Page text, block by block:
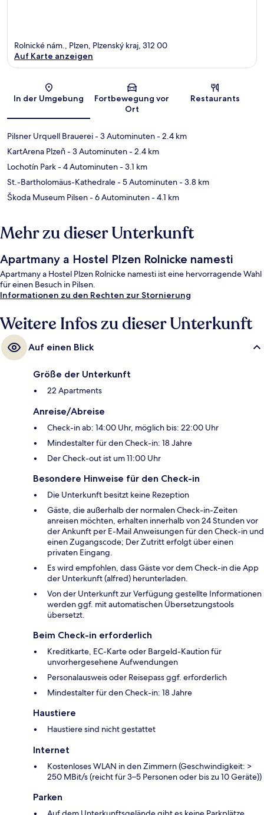
Karte
Rolnické nám., Plzen, Plzenský kraj, 312 00
Auf Karte anzeigen
In der Umgebung
Fortbewegung vor
Ort
Restaurants
Pilsner Urquell Brauerei- 3 Autominuten- 2.4 km
KartArena Plzeň- 3 Autominuten- 2.4 km
Lochotín Park- 4 Autominuten- 3.1 km
St.-Bartholomäus-Kathedrale- 5 Autominuten- 3.8 km
Škoda Museum Pilsen- 6 Autominuten- 4.1 km
Mehr zu dieser Unterkunft
Apartmany a Hostel Plzen Rolnicke namesti
Apartmany a Hostel Plzen Rolnicke namesti ist eine hervorragende Wahl
für einen Besuch in Pilsen.
Informationen zu den Rechten zur Stornierung
Weitere Infos zu dieser Unterkunft
Auf einen Blick
Größe der Unterkunft
22 Apartments
Anreise/Abreise
Check-in ab: 14:00 Uhr, möglich bis: 22:00 Uhr
Mindestalter für den Check-in: 18 Jahre
Der Check-out ist um 11:00 Uhr
Besondere Hinweise für den Check-in
Die Unterkunft besitzt keine Rezeption
Gäste, die außerhalb der normalen Check-in-Zeiten
anreisen möchten, erhalten innerhalb von 24 Stunden vor
der Ankunft per E-Mail Anweisungen für den Check-in und
einen Zugangscode; Der Zutritt erfolgt über einen
privaten Eingang.
Es wird empfohlen, dass Gäste vor dem Check-in die App
der Unterkunft (alfred) herunterladen.
Von der Unterkunft zur Verfügung gestellte Informationen
werden ggf. mit automatischen Übersetzungstools
übersetzt.
Beim Check-in erforderlich
Kreditkarte, EC-Karte oder Bargeld-Kaution für
unvorhergesehene Aufwendungen
Personalausweis oder Reisepass ggf. erforderlich
Mindestalter für den Check-in: 18 Jahre
Haustiere
Haustiere sind nicht gestattet
Internet
Kostenloses WLAN in den Zimmern (Geschwindigkeit: >
250 MBit/s (reicht für 3–5 Personen oder bis zu 10 Geräte))
Parken